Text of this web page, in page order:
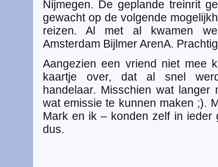
Nijmegen. De geplande treinrit
gewacht op de volgende
reizen. Al met al kwamen
Amsterdam Bijlmer ArenA.
Aangezien een vriend niet mee
kaartje over, dat al snel
handelaar. Misschien wat langer
wat emissie te kunnen maken ;).
Mark en ik – konden zelf in ieder
dus.